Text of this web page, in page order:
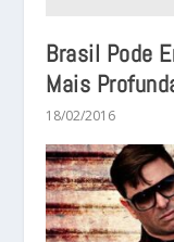
Brasil Pode
Mais
18/02/2016